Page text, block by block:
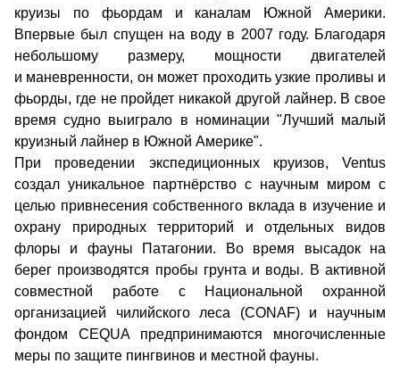
круизы по фьордам и каналам Южной Америки.
Впервые был спущен на воду в 2007 году. Благодаря
небольшому размеру, мощности двигателей
и маневренности, он может проходить узкие проливы и
фьорды, где не пройдет никакой другой лайнер. В свое
время судно выиграло в номинации "Лучший малый
круизный лайнер в Южной Америке".
При проведении экспедиционных круизов, Ventus
создал уникальное партнёрство с научным миром с
целью привнесения собственного вклада в изучение и
охрану природных территорий и отдельных видов
флоры и фауны Патагонии. Во время высадок на
берег производятся пробы грунта и воды. В активной
совместной работе с Национальной охранной
организацией чилийского леса (CONAF) и научным
фондом CEQUA предпринимаются многочисленные
меры по защите пингвинов и местной фауны.